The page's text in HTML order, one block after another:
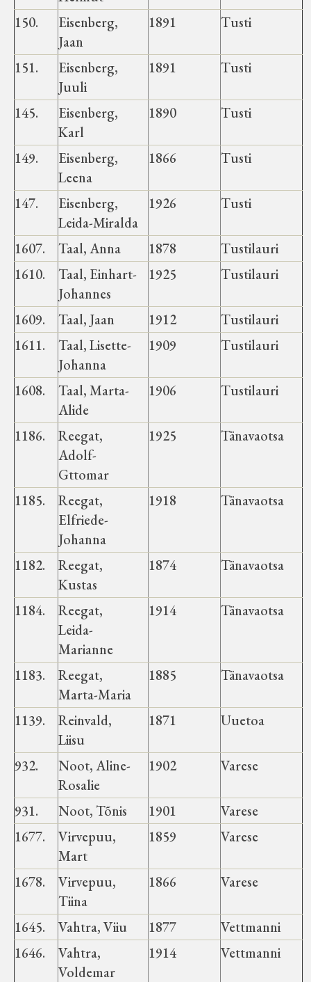
150.
Eisenberg,
Jaan
1891 Tusti
151.
Eisenberg,
Juuli
1891 Tusti
145.
Eisenberg,
Karl
1890 Tusti
149.
Eisenberg,
Leena
1866 Tusti
147.
Eisenberg,
Leida-Miralda
1926 Tusti
1607. Taal, Anna 1878
Tustilauri
1610.
Taal, Einhart-
Johannes
1925 Tustilauri
1609. Taal, Jaan 1912
Tustilauri
1611.
Taal, Lisette-
Johanna
1909 Tustilauri
1608.
Taal, Marta-
Alide
1906 Tustilauri
1186.
Reegat,
Adolf-
Gttomar
1925 Tänavaotsa
1185.
Reegat,
Elfriede-
Johanna
1918 Tänavaotsa
1182.
Reegat,
Kustas
1874 Tänavaotsa
1184.
Reegat,
Leida-
Marianne
1914 Tänavaotsa
1183.
Reegat,
Marta-Maria
1885 Tänavaotsa
1139.
Reinvald,
Liisu
1871 Uuetoa
932.
Noot, Aline-
Rosalie
1902 Varese
931. Noot, Tõnis 1901
Varese
1677.
Virvepuu,
Mart
1859 Varese
1678.
Virvepuu,
Tiina
1866 Varese
1645. Vahtra, Viiu 1877
Vettmanni
1646.
Vahtra,
Voldemar
1914 Vettmanni